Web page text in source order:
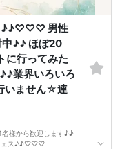
す。ご確認の上、お申込
願いします。
行いません。
タッフの指示に従ってく
♪♪♡♡♡ 男性
中♪♪ ほぼ20
に行ってみた
業界いろいろ
いません☆連
様から歓迎します♪♪
ェス♪♪♡♡♡